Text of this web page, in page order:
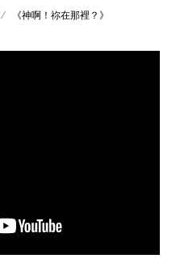
《神啊！祢在那裡？》